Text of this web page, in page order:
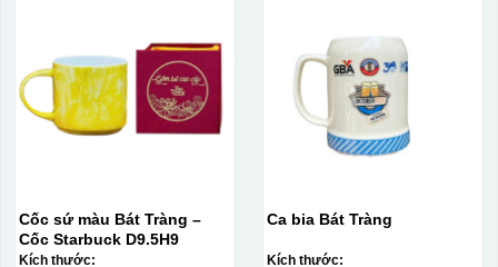
Cốc sứ màu Bát Tràng –
Cốc Starbuck D9.5H9
Kích thước:
Ca bia Bát Tràng
Kích thước: